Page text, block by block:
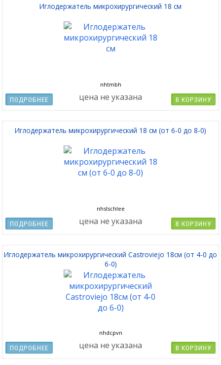
Иглодержатель микрохирургический 18 см
nhtmbh
цена не указана В КОРЗИНУ
ПОДРОБНЕЕ
Иглодержатель микрохирургический 18 см (от 6-0 до 8-0)
nhslschlee
цена не указана В КОРЗИНУ
ПОДРОБНЕЕ
Иглодержатель микрохирургический Castroviejo 18см (от 4-0 до
6-0)
nhdcpvn
цена не указана В КОРЗИНУ
ПОДРОБНЕЕ